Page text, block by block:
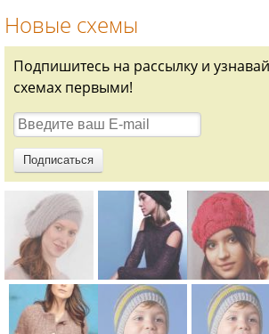
Новые схемы
Подпишитесь на рассылку и
схемах первыми!
Схема:
Схема:
Схема: